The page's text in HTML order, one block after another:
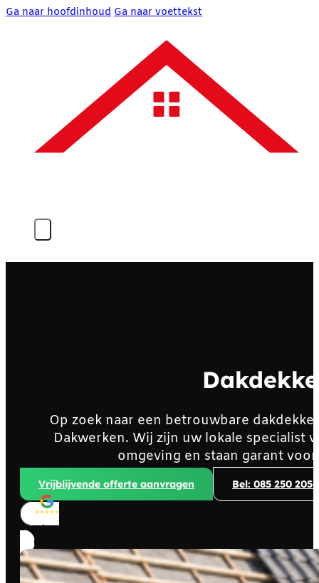
Ga naar hoofdinhoud Ga naar voettekst
Op zoek naar een betrouwbare
Dakwerken. Wij zijn uw lokale specialist
omgeving en staan garant
Vrijblijvende offerte aanvragen Bel: 085 250 2056
Klanten beoordelen ons met